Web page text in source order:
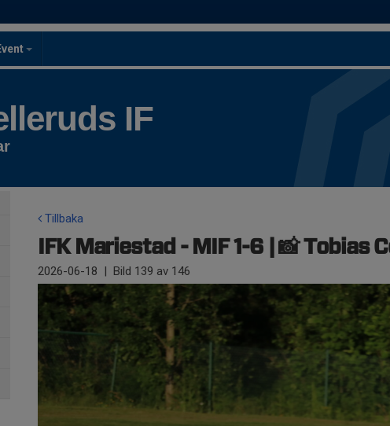
IF
Tillbaka
IFK Mariestad - MIF 1-6 | 📸 Tobias
2026-06-18 | Bild 139 av 146